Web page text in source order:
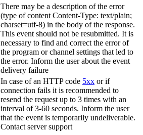
There may be a description of the error
(type of content Content-Type: text/plain;
charset=utf-8) in the body of the response.
This event should not be resubmitted. It is
necessary to find and correct the error of
the program or channel settings that led to
the error. Inform the user about the event
delivery failure
In case of an HTTP code 5xx or if
connection fails it is recommended to
resend the request up to 3 times with an
interval of 3-60 seconds. Inform the user
that the event is temporarily undeliverable.
Contact server support